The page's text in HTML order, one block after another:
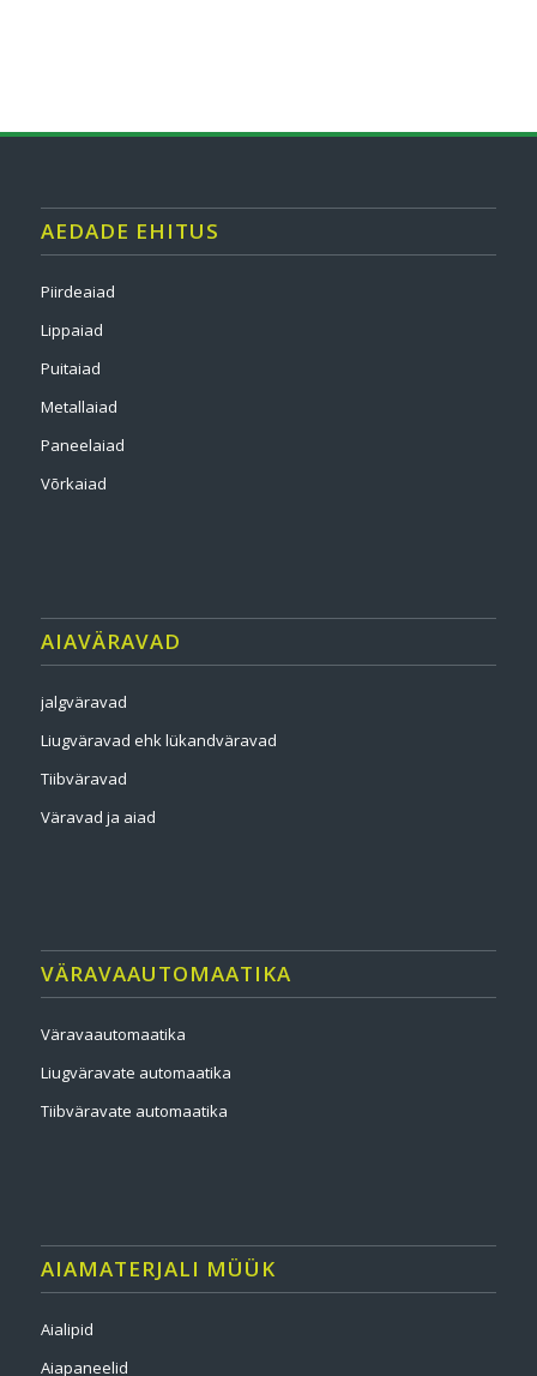
AEDADE EHITUS
Piirdeaiad
Lippaiad
Puitaiad
Metallaiad
Paneelaiad
Võrkaiad
AIAVÄRAVAD
jalgväravad
Liugväravad ehk lükandväravad
Tiibväravad
Väravad ja aiad
VÄRAVAAUTOMAATIKA
Väravaautomaatika
Liugväravate automaatika
Tiibväravate automaatika
AIAMATERJALI MÜÜK
Aialipid
Aiapaneelid